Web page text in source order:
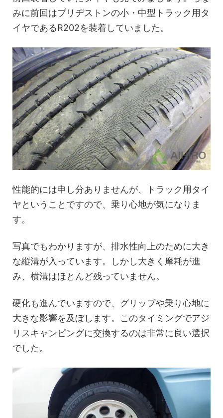
みに前回はブリヂストンの小・中型トラック用タ
イヤであるR202を装着していました。
性能的には申し分ありませんが、トラック用タイ
ヤということですので、乗り心地が気になりま
す。
写真でもわかりますが、排水性向上のために大き
な縦溝が入っています。しかし大きく摩耗が進
み、横溝はほとんど残っていません。
硬化も進んでいますので、グリップや乗り心地に
大きな影響を及ぼします。このタイミングでアジ
リスキャンピングに交換するのは非常に良い選択
でした。